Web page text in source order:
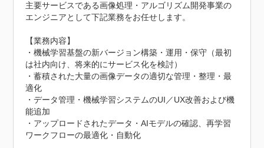
主要サービスである画像処理・アルゴリズム開発事業の
エンジニアとして下記業務をお任せします。
【業務内容】
・機械学習基盤の新バージョン構築・運用・保守（最初
は社内向け、将来的にサービス化を検討）
・蓄積された大量の画像データの適切な管理・整理・最
適化
・データ管理・機械学習システムのUI／UX改善および機
能追加
・アップロードされたデータ・AIモデルの確認、再学習
ワークフローの最適化・自動化